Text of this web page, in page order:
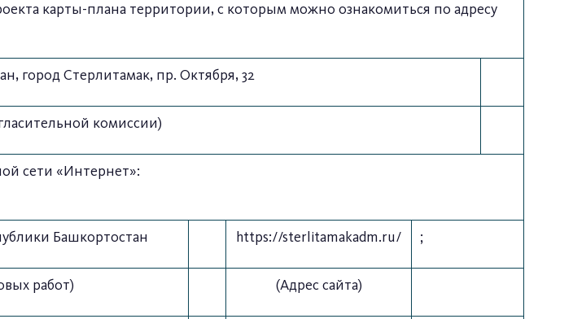
карты-плана территории, с которым можно ознакомиться по адресу
город Стерлитамак, пр. Октября, 32
комиссии)
сети «Интернет»:
Башкортостан https://sterlitamakadm.ru/ ;
работ) (Адрес сайта)